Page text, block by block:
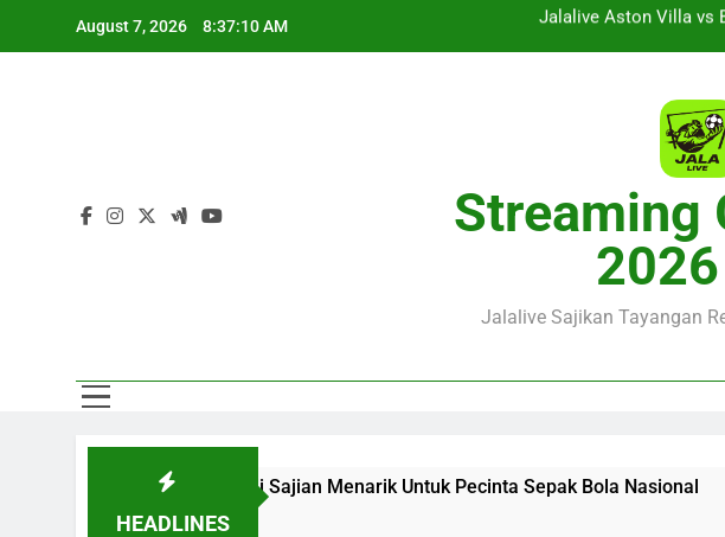
August 7, 2026 8:37:11 AM
Jalalive Streaming
Streaming
Jalalive Aston Villa vs
Jalalive Streaming
KuPS vs U Craiova
Streaming
Jalalive Sajikan Tayangan
HEADLINES
Menjadi Sajian Menarik Untuk Pecinta Sepak Bola Nasional Jalalive